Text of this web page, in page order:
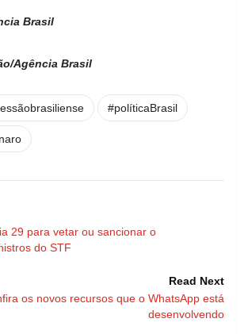
Brasil
Agência Brasil
#políticaBrasil
29 para vetar ou sancionar o
do STF
Read Next
os novos recursos que o WhatsApp está
desenvolvendo